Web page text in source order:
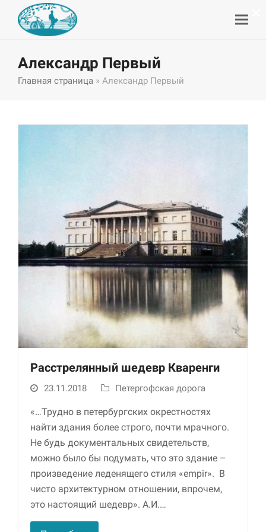
Александр Первый
Главная страница » Александр Первый
Расстрелянный шедевр Кваренги
23.11.2018 Петергофская дорога
«…Трудно в петербургских окрестностях
найти здания более строго, почти мрачного.
Не будь документальных свидетельств,
можно было бы подумать, что это здание –
произведение леденящего стиля «empir». В
чисто архитектурном отношении, впрочем,
это настоящий шедевр». А.И.…
Необходимые
Использование
этих файлов cookie
обязательно. Они
необходимы для
веб-сайта.
Статистика и